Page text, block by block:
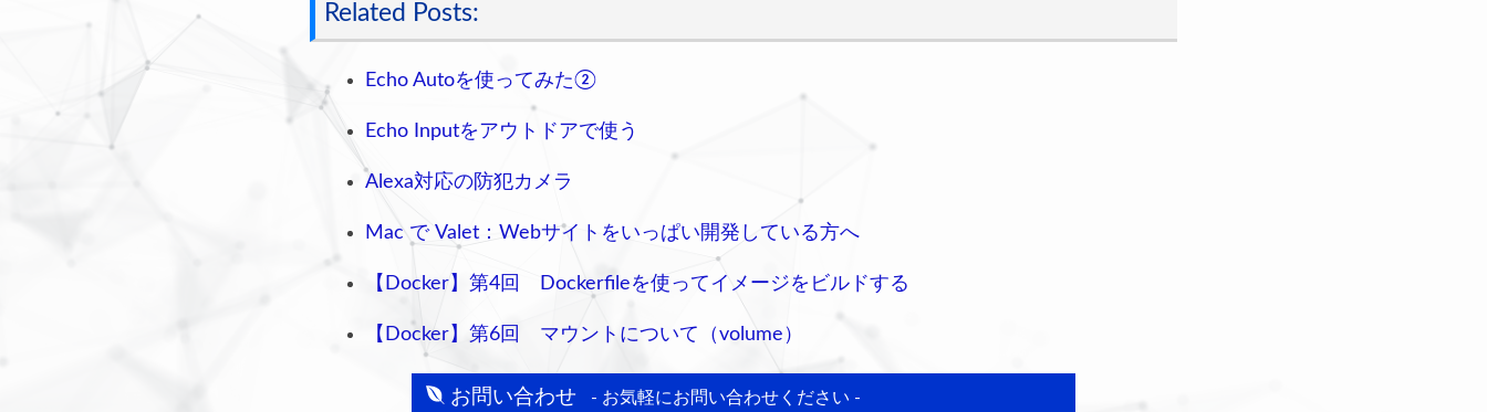
Related Posts:
Echo Autoを使ってみた②
Echo Inputをアウトドアで使う
Alexa対応の防犯カメラ
Mac で Valet：Webサイトをいっぱい開発している方へ
【Docker】第4回 Dockerfileを使ってイメージをビルドする
【Docker】第6回 マウントについて（volume）
お問い合わせ - お気軽にお問い合わせください -